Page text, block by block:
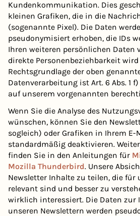
Kundenkommunikation. Dies
kleinen Grafiken, die in die
(sogenannte Pixel). Die Daten
pseudonymisiert erhoben, die IDs
Ihren weiteren persönlichen Daten
direkte Personenbeziehbarkeit
Rechtsgrundlage der oben
Datenverarbeitung ist Art. 6 Abs. 1 f)
auf unserem vorgenannten
Wenn Sie die Analyse des
wünschen, können Sie den
sogleich) oder Grafiken in Ihrem
standardmäßig deaktivieren.
finden Sie in den Anleitungen für
Mozilla Thunderbird. Unsere
Newsletter Inhalte zu teilen, die für
relevant sind und besser zu
wirklich interessiert. Die Daten
unseren Newslettern werden